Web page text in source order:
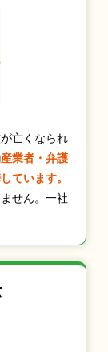
亡くなられ
業者・弁護
ています。
せん。一社